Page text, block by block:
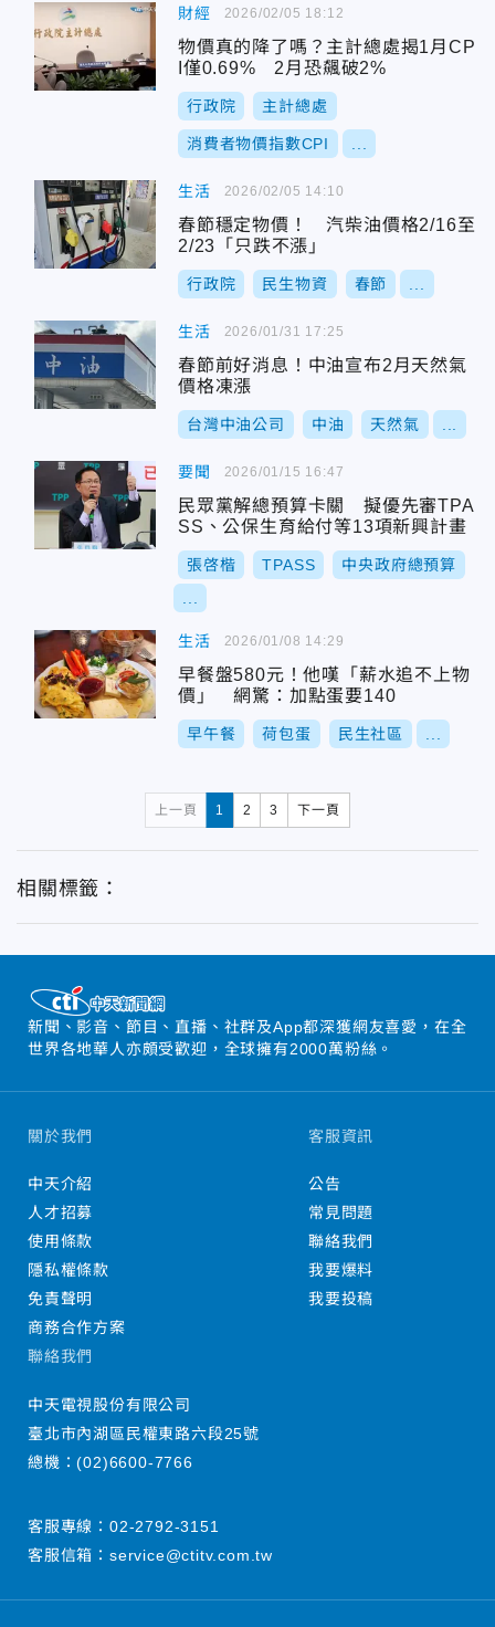
財經
物價真的降了嗎？主計總處揭1月CP
I僅0.69% 2月恐飆破2%
行政院 主計總處
消費者物價指數CPI
2026/02/05 18:12
生活
春節穩定物價！ 汽柴油價格2/16至
2/23「只跌不漲」
行政院 民生物資 春節
2026/02/05 14:10
生活
春節前好消息！中油宣布2月天然氣
價格凍漲
台灣中油公司 中油 天然氣
2026/01/31 17:25
要聞
民眾黨解總預算卡關 擬優先審TPA
SS、公保生育給付等13項新興計畫
張啓楷 TPASS 中央政府總預算
2026/01/15 16:47
生活
早餐盤580元！他嘆「薪水追不上物
價」 網驚：加點蛋要140
早午餐 荷包蛋 民生社區
2026/01/08 14:29
上一頁 1 2 3 下一頁
相關標籤：
新聞、影音、節目、直播、社群及App都深獲網友喜愛，在全
世界各地華人亦頗受歡迎，全球擁有2000萬粉絲。
關於我們
中天介紹
人才招募
使用條款
隱私權條款
免責聲明
商務合作方案
客服資訊
公告
常見問題
聯絡我們
我要爆料
我要投稿
聯絡我們
中天電視股份有限公司
臺北市內湖區民權東路六段25號
總機：(02)6600-7766
客服專線： 02-2792-3151
客服信箱： service@ctitv.com.tw